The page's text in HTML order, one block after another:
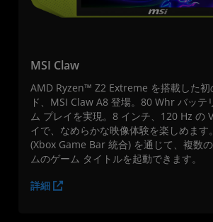
MSI Claw
AMD Ryzen™ Z2 Extreme を搭載した初
ド、MSI Claw A8 登場。80 Whr バッテ
ム プレイを実現。8 インチ、120 Hz の
イで、なめらかな映像体験を楽しめま
(Xbox Game Bar 統合) を通じて、複数
ムのゲーム タイトルを起動できます。
詳細